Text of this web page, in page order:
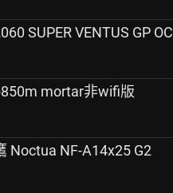
SUPER VENTUS GP OC
mortar非wifi版
Noctua NF-A14x25 G2